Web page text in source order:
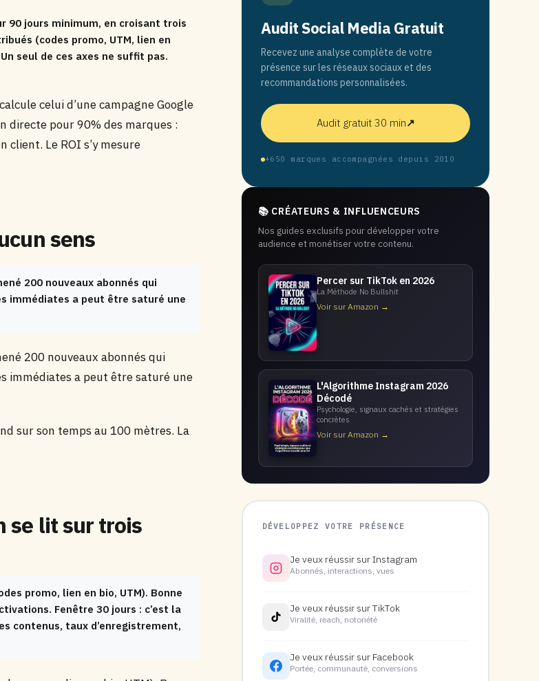
90 jours minimum, en croisant trois
(codes promo, UTM, lien en
seul de ces axes ne suffit pas.
celui d’une campagne Google
directe pour 90% des marques :
client. Le ROI s’y mesure
sens
200 nouveaux abonnés qui
immédiates a peut être saturé une
200 nouveaux abonnés qui
immédiates a peut être saturé une
sur son temps au 100 mètres. La
se lit sur trois
promo, lien en bio, UTM). Bonne
Fenêtre 30 jours : c’est la
contenus, taux d’enregistrement,
Audit Social Media Gratuit
Recevez une analyse complète de votre
présence sur les réseaux sociaux et des
recommandations personnalisées.
Audit gratuit 30 min↗
+650 marques accompagnées depuis 2010
📚 CRÉATEURS & INFLUENCEURS
Nos guides exclusifs pour développer votre
audience et monétiser votre contenu.
Percer sur TikTok en 2026
La Méthode No Bullshit
Voir sur Amazon →
L'Algorithme Instagram 2026
Décodé
Psychologie, signaux cachés et stratégies
concrètes
Voir sur Amazon →
DÉVELOPPEZ VOTRE PRÉSENCE
Je veux réussir sur Instagram
Abonnés, interactions, vues
Je veux réussir sur TikTok
Viralité, reach, notoriété
Je veux réussir sur Facebook
Portée, communauté, conversions